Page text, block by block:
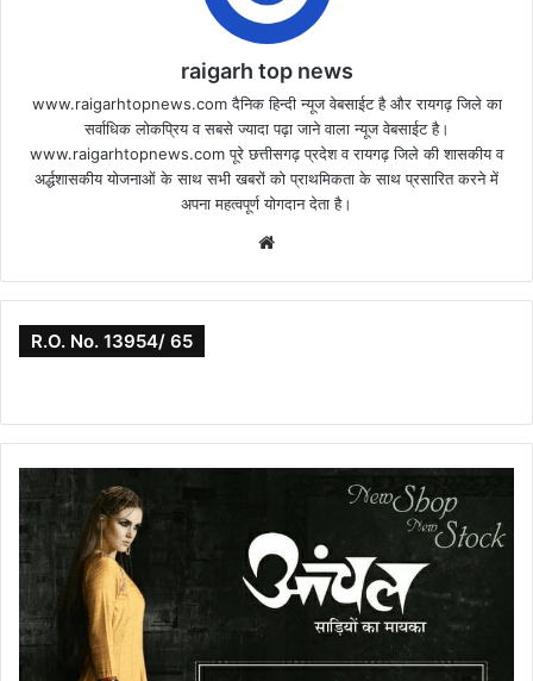
raigarh top news
www.raigarhtopnews.com दैनिक हिन्दी न्यूज वेबसाईट है और रायगढ़ जिले का
सर्वाधिक लोकप्रिय व सबसे ज्यादा पढ़ा जाने वाला न्यूज वेबसाईट है।
www.raigarhtopnews.com पूरे छत्तीसगढ़ प्रदेश व रायगढ़ जिले की शासकीय व
अर्द्धशासकीय योजनाओं के साथ सभी खबरों को प्राथमिकता के साथ प्रसारित करने में
अपना महत्वपूर्ण योगदान देता है।
R.O. No. 13954/ 65